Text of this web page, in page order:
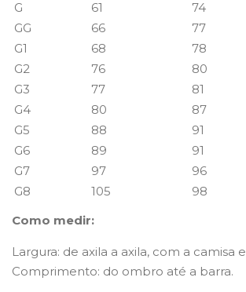
G
61
74
GG
66
77
G1
68
78
G2
76
80
G3
77
81
G4
80
87
G5
88
91
G6
89
91
G7
97
96
G8
105
98
Como medir:
Largura: de axila a axila, com a camisa
Comprimento: do ombro até a barra.